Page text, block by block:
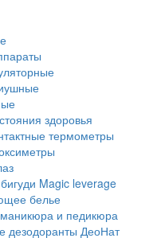
здоровья
термометры
Magic leverage
белье
и педикюра
дезодоранты ДеоНат